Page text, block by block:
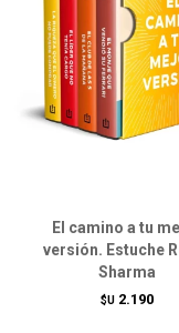
El camino a tu
versión. Estuche
Sharma
$U 2.190